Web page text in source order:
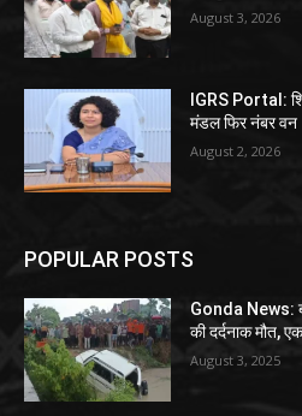
August 3, 2026
IGRS Portal:
मंडल फिर नंबर वन
August 2, 2026
POPULAR POSTS
Gonda News:
की दर्दनाक मौत,
August 3, 2025